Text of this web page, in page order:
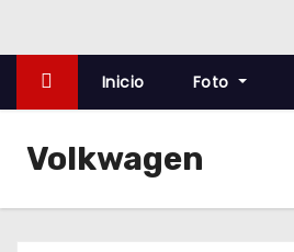
Inicio Foto
Volkwagen